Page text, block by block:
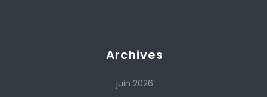
Archives
juin 2026